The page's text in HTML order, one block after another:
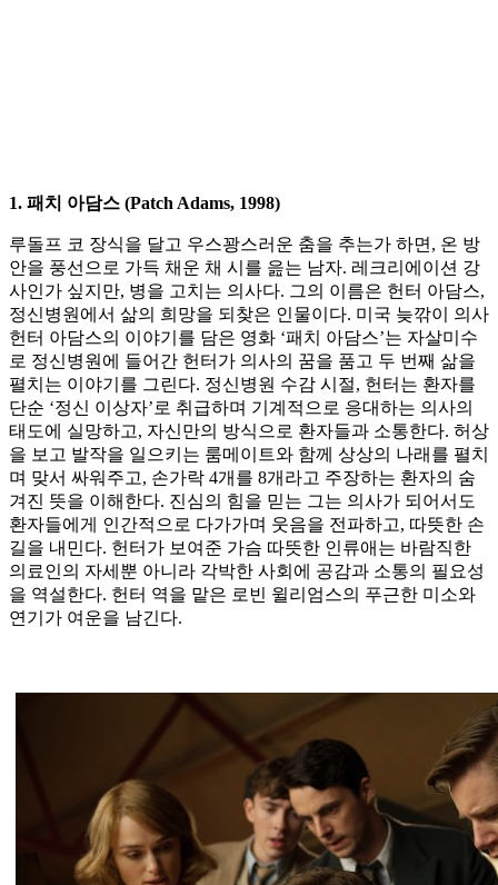
1. 패치 아담스 (Patch Adams, 1998)
루돌프 코 장식을 달고 우스꽝스러운 춤을 추는가 하면, 온 방
안을 풍선으로 가득 채운 채 시를 읊는 남자. 레크리에이션 강
사인가 싶지만, 병을 고치는 의사다. 그의 이름은 헌터 아담스,
정신병원에서 삶의 희망을 되찾은 인물이다. 미국 늦깎이 의사
헌터 아담스의 이야기를 담은 영화 ‘패치 아담스’는 자살미수
로 정신병원에 들어간 헌터가 의사의 꿈을 품고 두 번째 삶을
펼치는 이야기를 그린다. 정신병원 수감 시절, 헌터는 환자를
단순 ‘정신 이상자’로 취급하며 기계적으로 응대하는 의사의
태도에 실망하고, 자신만의 방식으로 환자들과 소통한다. 허상
을 보고 발작을 일으키는 룸메이트와 함께 상상의 나래를 펼치
며 맞서 싸워주고, 손가락 4개를 8개라고 주장하는 환자의 숨
겨진 뜻을 이해한다. 진심의 힘을 믿는 그는 의사가 되어서도
환자들에게 인간적으로 다가가며 웃음을 전파하고, 따뜻한 손
길을 내민다. 헌터가 보여준 가슴 따뜻한 인류애는 바람직한
의료인의 자세뿐 아니라 각박한 사회에 공감과 소통의 필요성
을 역설한다. 헌터 역을 맡은 로빈 윌리엄스의 푸근한 미소와
연기가 여운을 남긴다.